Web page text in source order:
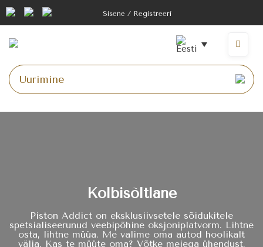
Sisene / Registreeri
Kolbisõltlane
Piston Addict on eksklusiivsetele sõidukitele
spetsialiseerunud veebipõhine oksjoniplatvorm. Lihtne
osta, lihtne müüa. Me valime oma autod hoolikalt
välja. Kas te müüte oma? Võtke meiega ühendust.